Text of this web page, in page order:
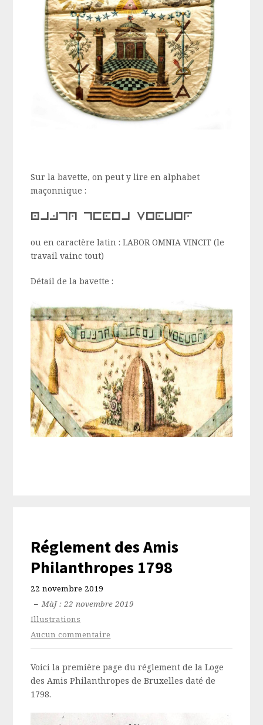
Sur la bavette, on peut y lire en alphabet
maçonnique :
labor omnia vincit
ou en caractère latin : LABOR OMNIA VINCIT (le
travail vainc tout)
Détail de la bavette :
Réglement des Amis
Philanthropes 1798
22 novembre 2019
–MàJ : 22 novembre 2019
Illustrations
Aucun commentaire
Voici la première page du réglement de la Loge
des Amis Philanthropes de Bruxelles daté de
1798.